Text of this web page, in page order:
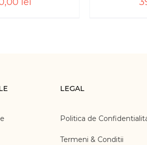
LEGAL
Politica de
Termeni & Conditii